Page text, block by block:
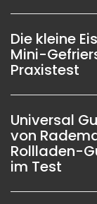
Die kleine
Mini-
Praxistest
Universal
von
Rollladen-
im Test